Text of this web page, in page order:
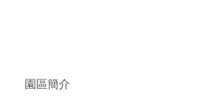
園區簡介